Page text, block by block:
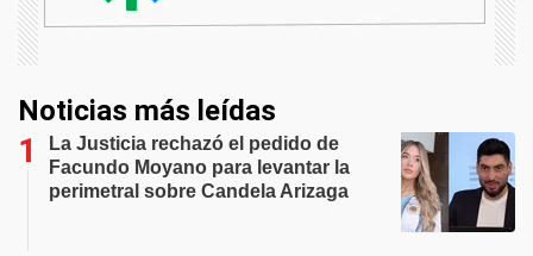
Noticias más leídas
La Justicia rechazó el pedido de
Facundo Moyano para levantar la
perimetral sobre Candela Arizaga